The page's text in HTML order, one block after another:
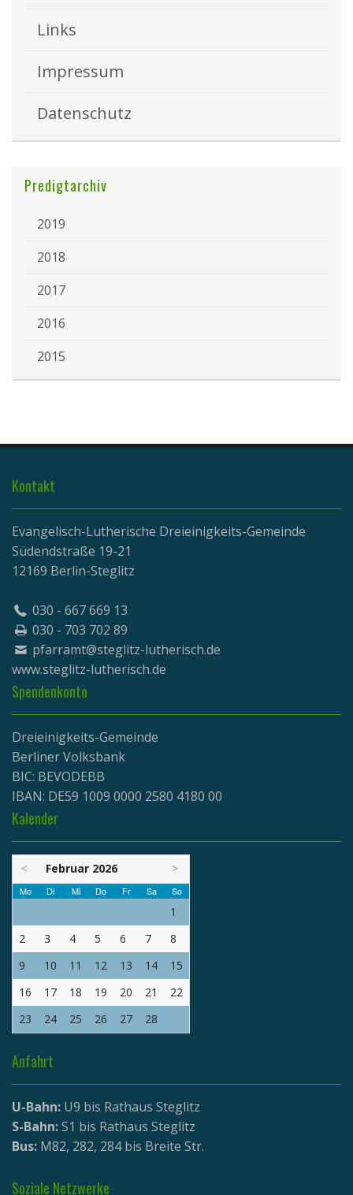
Links
Impressum
Datenschutz
Predigtarchiv
2019
2018
2017
2016
2015
Kontakt
Evangelisch-Lutherische Dreieinigkeits-Gemeinde
Südendstraße 19-21
12169 Berlin-Steglitz
030 - 667 669 13
030 - 703 702 89
pfarramt@steglitz-lutherisch.de
www.steglitz-lutherisch.de
Spendenkonto
Dreieinigkeits-Gemeinde
Berliner Volksbank
BIC: BEVODEBB
IBAN: DE59 1009 0000 2580 4180 00
Kalender
< Februar 2026 >
Mo Di Mi Do Fr Sa So
1
2
3 4 5 6 7
8
9
10 11 12 13 14
15
16
17 18 19 20 21
22
23
24 25 26 27 28
Anfahrt
U-Bahn: U9 bis Rathaus Steglitz
S-Bahn:S1 bis Rathaus Steglitz
Bus: M82, 282, 284 bis Breite Str.
Soziale Netzwerke